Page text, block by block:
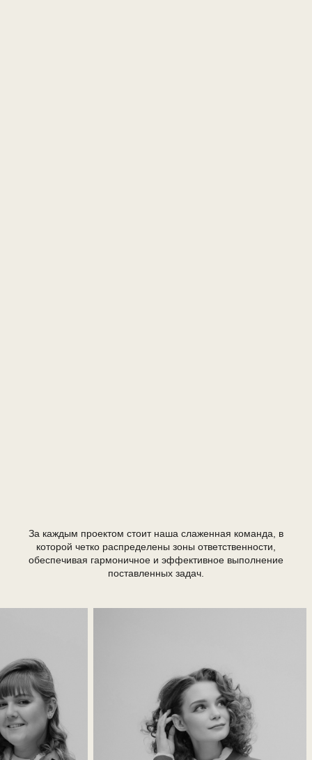
За каждым проектом стоит наша слаженная команда, в
которой четко распределены зоны ответственности,
обеспечивая гармоничное и эффективное выполнение
поставленных задач.